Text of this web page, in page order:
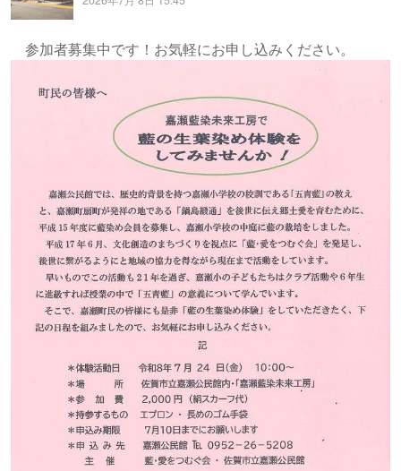
参加者募集中です！お気軽にお申し込みください。